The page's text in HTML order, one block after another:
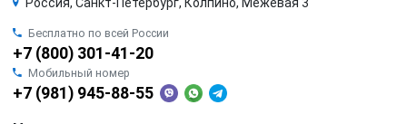
Бесплатно по всей России
+7 (800) 301-41-20
Мобильный номер
+7 (981) 945-88-55